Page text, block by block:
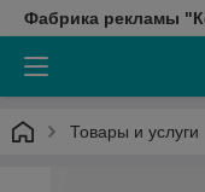
Фабрика рекламы
Товары и услуги